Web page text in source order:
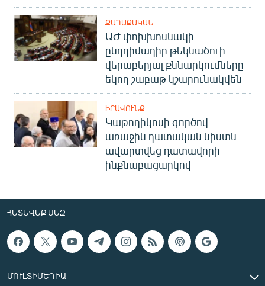
ՔԱՂԱՔԱԿԱՆ
ԱԺ փոխխոսնակի
ընդդիմադիր թեկնածուի
վերաբերյալ քննարկումները
եկող շաբաթ կշարունակվեն
ԻՐԱՎՈՒՆՔ
Կաթողիկոսի գործով
առաջին դատական նիստն
ավարտվեց դատավորի
ինքնաբացարկով
ՀԵՏԵՎԵՔ ՄԵԶ
ՄՈՒԼՏԻՄԵԴԻԱ